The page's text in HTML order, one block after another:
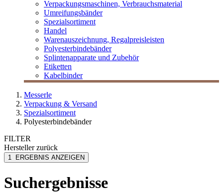
Verpackungsmaschinen, Verbrauchsmaterial
Umreifungsbänder
Spezialsortiment
Handel
Warenauszeichnung, Regalpreisleisten
Polyesterbindebänder
Splintenapparate und Zubehör
Etiketten
Kabelbinder
Messerle
Verpackung & Versand
Spezialsortiment
Polyesterbindebänder
FILTER
Herstellerzurück
Allplastik
1 ERGEBNIS ANZEIGEN
Suchergebnisse